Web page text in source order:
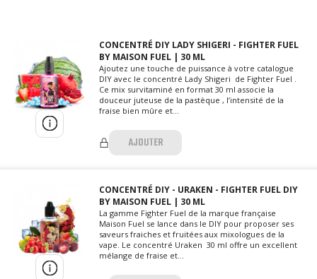
CONCENTRÉ DIY LADY SHIGERI - FIGHTER FUEL
BY MAISON FUEL | 30 ML
Ajoutez une touche de puissance à votre catalogue
DIY avec le concentré Lady Shigeri de Fighter Fuel .
Ce mix survitaminé en format 30 ml associe la
douceur juteuse de la pastèque , l’intensité de la
fraise bien mûre et...
AJOUTER
CONCENTRÉ DIY - URAKEN - FIGHTER FUEL DIY
BY MAISON FUEL | 30 ML
La gamme Fighter Fuel de la marque française
Maison Fuel se lance dans le DIY pour proposer ses
saveurs fraiches et fruitées aux mixologues de la
vape. Le concentré Uraken 30 ml offre un excellent
mélange de fraise et...